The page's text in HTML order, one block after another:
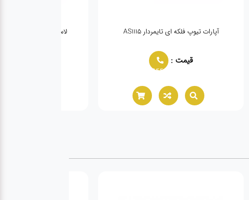
آپارات تیوپ فلکه ای تایمردار AS1115
قیمت :
02166021944
لاستیک درآر سنگین FLYING – TCS26